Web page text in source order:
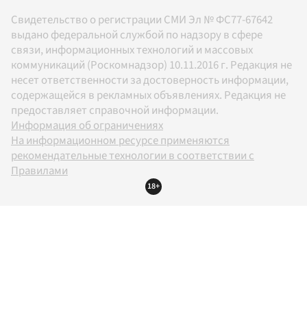
Свидетельство о регистрации СМИ Эл № ФС77-67642
выдано федеральной службой по надзору в сфере
связи, информационных технологий и массовых
коммуникаций (Роскомнадзор) 10.11.2016 г. Редакция не
несет ответственности за достоверность информации,
содержащейся в рекламных объявлениях. Редакция не
предоставляет справочной информации.
Информация об ограничениях
На информационном ресурсе применяются
рекомендательные технологии в соответствии с
Правилами
18+